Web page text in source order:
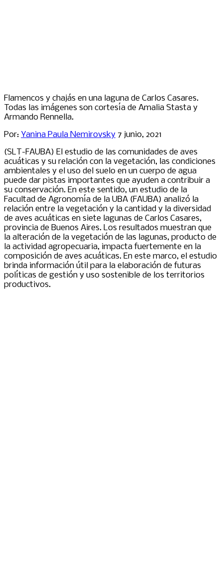
Flamencos y chajás en una laguna de Carlos Casares.
Todas las imágenes son cortesía de Amalia Stasta y
Armando Rennella.
Por: Yanina Paula Nemirovsky 7 junio, 2021
(SLT-FAUBA) El estudio de las comunidades de aves
acuáticas y su relación con la vegetación, las condiciones
ambientales y el uso del suelo en un cuerpo de agua
puede dar pistas importantes que ayuden a contribuir a
su conservación. En este sentido, un estudio de la
Facultad de Agronomía de la UBA (FAUBA) analizó la
relación entre la vegetación y la cantidad y la diversidad
de aves acuáticas en siete lagunas de Carlos Casares,
provincia de Buenos Aires. Los resultados muestran que
la alteración de la vegetación de las lagunas, producto de
la actividad agropecuaria, impacta fuertemente en la
composición de aves acuáticas. En este marco, el estudio
brinda información útil para la elaboración de futuras
políticas de gestión y uso sostenible de los territorios
productivos.